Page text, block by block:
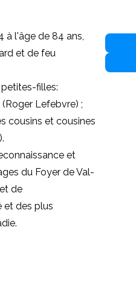
à l'âge de 84 ans,
et de feu
petites-filles:
Lefebvre) ;
cousins et cousines
et
du Foyer de Val-
de
et des plus